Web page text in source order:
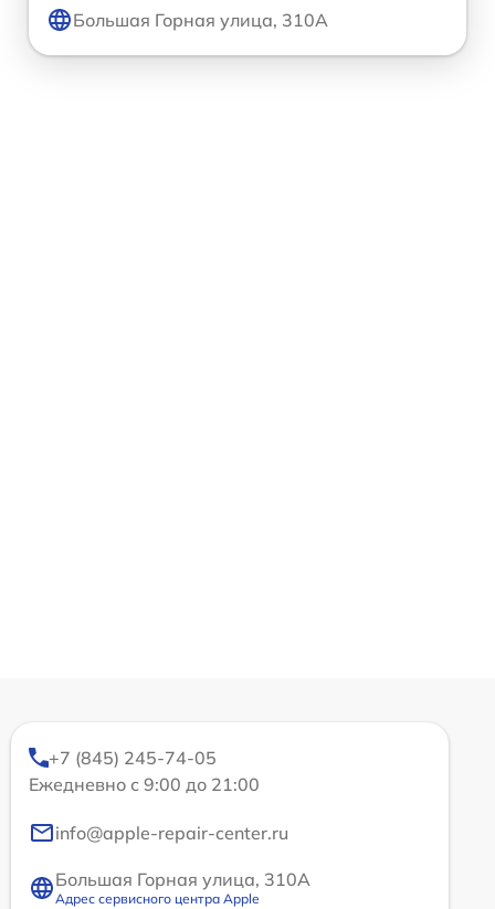
Большая Горная улица, 310А
+7 (845) 245-74-05
Ежедневно с 9:00 до 21:00
info@apple-repair-center.ru
Большая Горная улица, 310А
Адрес сервисного центра Apple